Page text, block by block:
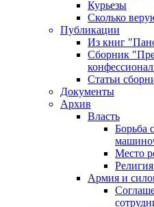
Курьезы
Сколько
Публикации
Из книг
Сборник
Статьи
Документы
Архив
Власть
Борьба
Место
Армия и